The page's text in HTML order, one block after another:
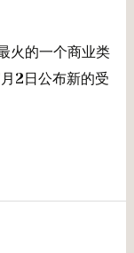
火的一个商业类
2日公布新的受